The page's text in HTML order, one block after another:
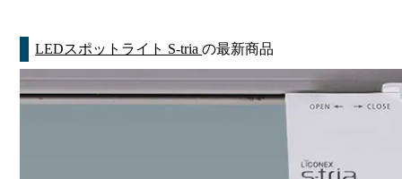
LEDスポットライト S-triaの最新商品